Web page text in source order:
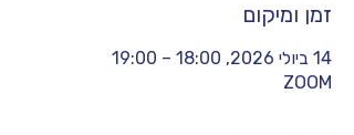
זמן ומיקום
14 ביולי 2026, 18:00 – 19:00
ZOOM